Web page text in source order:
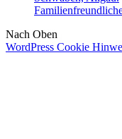
Nach Oben
WordPress Cookie